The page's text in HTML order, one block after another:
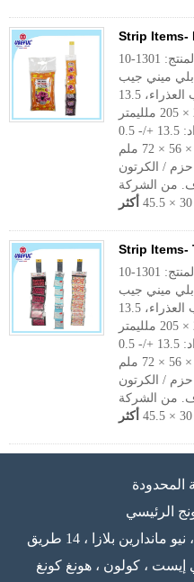
Strip Items-
1301-10
من الشركة
أكثر
Strip Items-
1301-10
من الشركة
أكثر
المحدودة
غرفة 608-610 ، 6 / واو ، برج ب ، نيو ماندارين بلازا ، 14 طريق
، كولون ، هونغ كونغ